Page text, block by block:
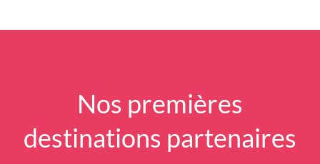
Nos premières
destinations partenaires
[Agglomération] Pays de Saint-
Omer